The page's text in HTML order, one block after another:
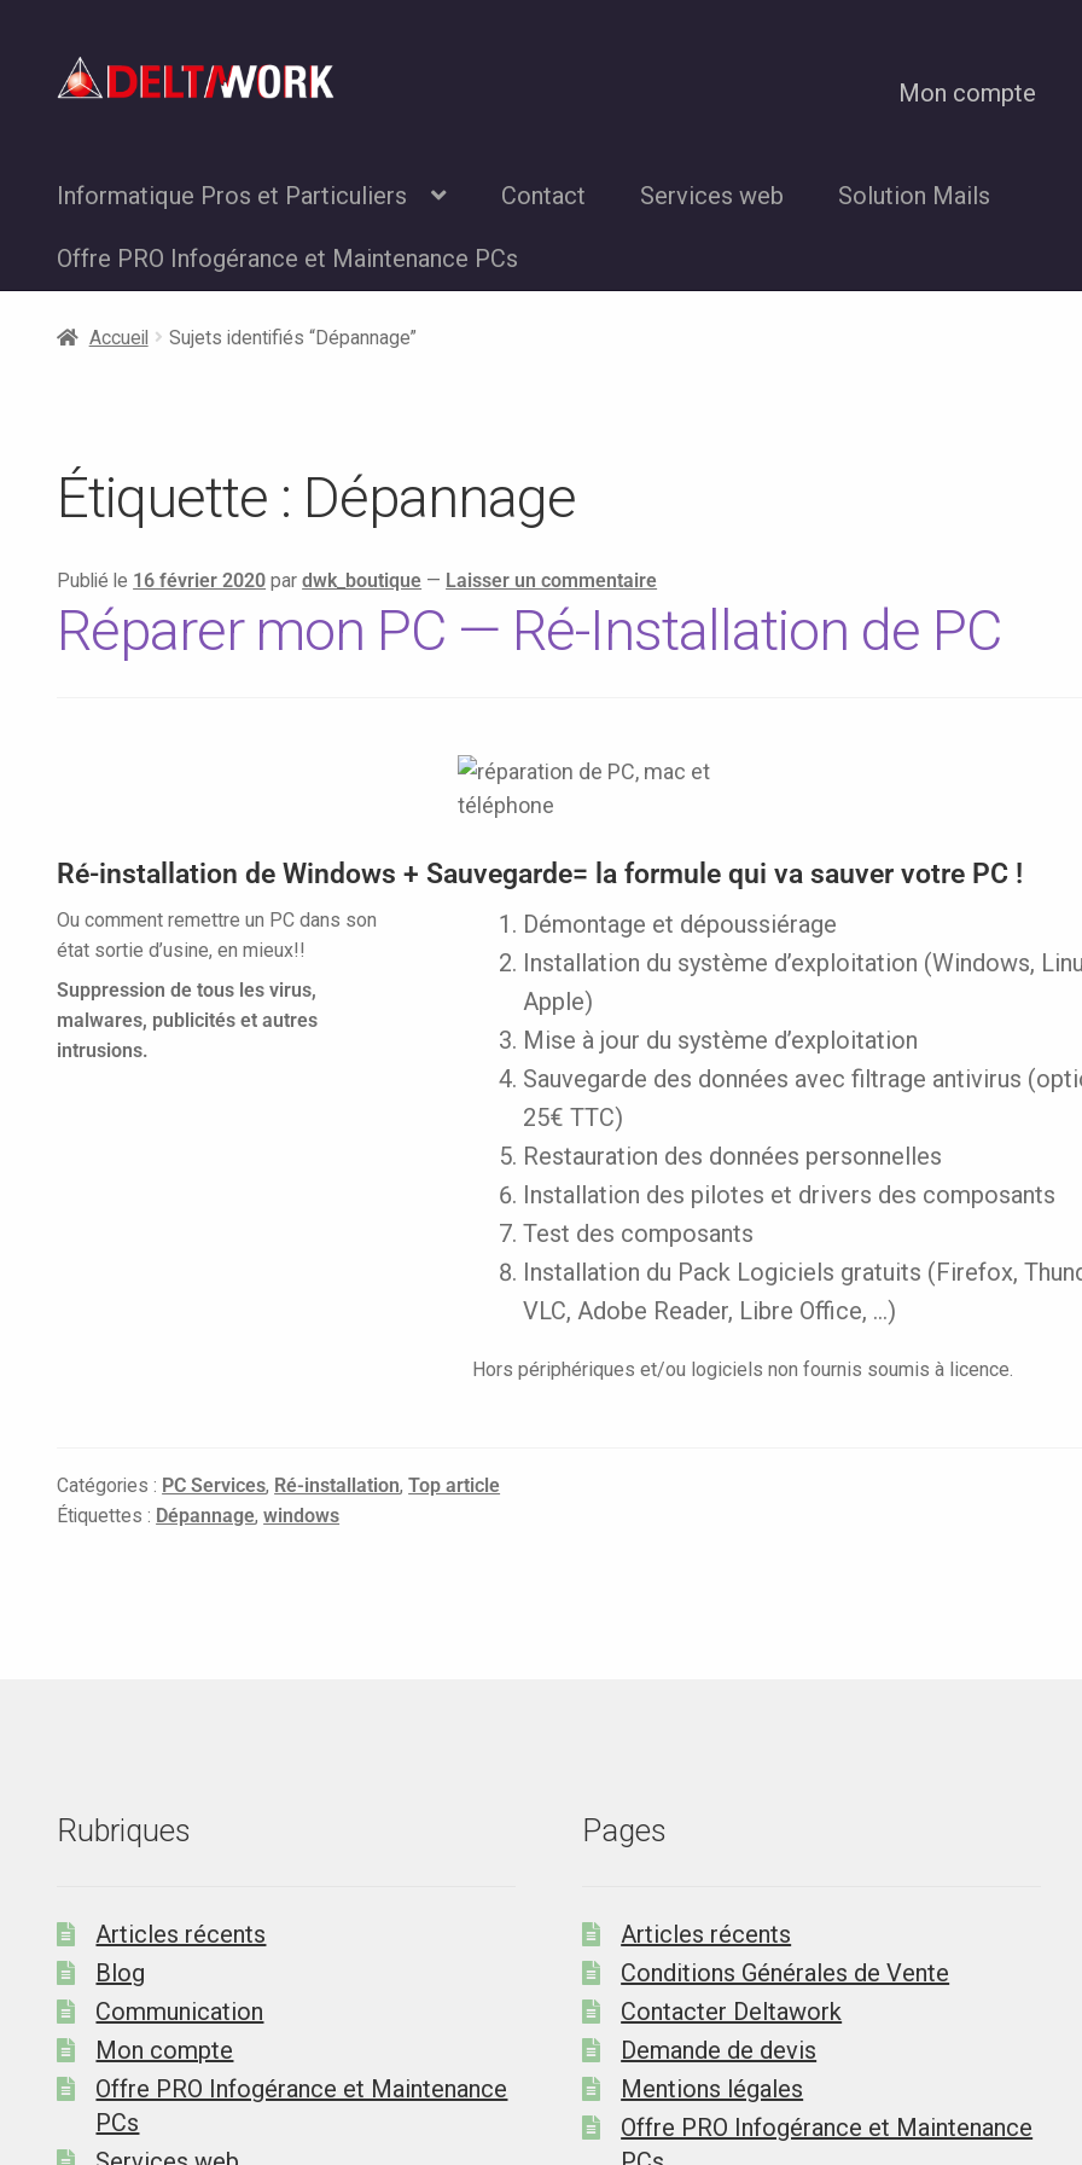
Aller
à
Aller
au
Mon compte
Informatique Pros et Particuliers Contact Services web Solution Mails
Offre PRO Infogérance et Maintenance PCs
Accueil Sujets identifiés “Dépannage”
Étiquette : Dépannage
Publié le 16 février 2020 pardwk_boutique — Laisser un commentaire
Réparer mon PC — Ré-Installation de PC
Ré-installation de Windows + Sauvegarde= la formule qui va sauver votre PC !
Ou comment remettre un PC dans son
état sortie d’usine, en mieux!!
Suppression de tous les virus,
malwares, publicités et autres
intrusions.
Démontage et dépoussiérage
Installation du système d’exploitation (Windows,
Apple)
Mise à jour du système d’exploitation
Sauvegarde des données avec filtrage antivirus
25€ TTC)
Restauration des données personnelles
Installation des pilotes et drivers des composants
Test des composants
Installation du Pack Logiciels gratuits (Firefox,
VLC, Adobe Reader, Libre Office, …)
Hors périphériques et/ou logiciels non fournis soumis à licence.
Catégories : PC Services, Ré-installation,Top article
Étiquettes : Dépannage,windows
Rubriques
Articles récents
Blog
Communication
Mon compte
Offre PRO Infogérance et Maintenance
PCs
Pages
Articles récents
Conditions Générales de Vente
Contacter Deltawork
Demande de devis
Mentions légales
Offre PRO Infogérance et Maintenance